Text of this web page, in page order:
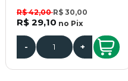
R$ 42,00R$ 30,00
R$ 29,10 no Pix
- +